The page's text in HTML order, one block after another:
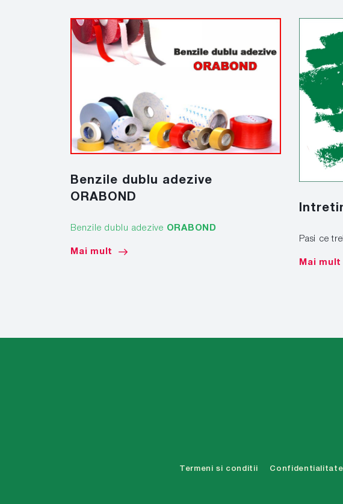
Benzile dublu adezive
ORABOND
Benzile dublu adezive ORABOND
Mai mult
Pasi ce
Mai mult
Termeni si conditii Confidentialitate